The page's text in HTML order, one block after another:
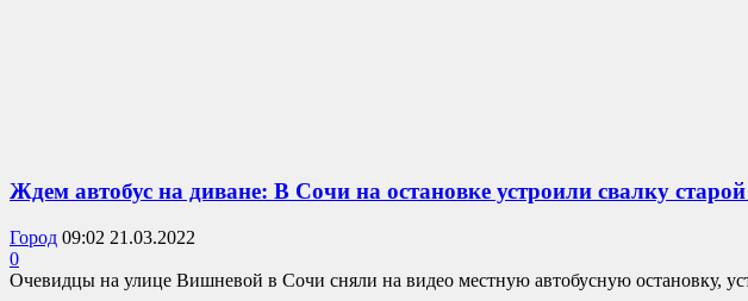
Ждем автобус на диване: В Сочи на остановке устроили свалку
Город 09:02 21.03.2022
0
Очевидцы на улице Вишневой в Сочи сняли на видео местную автобусную остановку,